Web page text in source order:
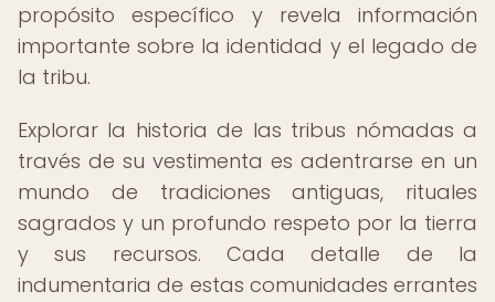
propósito específico y revela información
importante sobre la identidad y el legado de
la tribu.
Explorar la historia de las tribus nómadas a
través de su vestimenta es adentrarse en un
mundo de tradiciones antiguas, rituales
sagrados y un profundo respeto por la tierra
y sus recursos. Cada detalle de la
indumentaria de estas comunidades errantes